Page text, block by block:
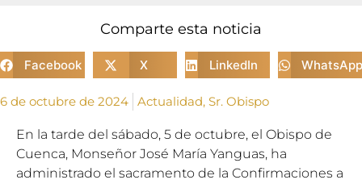
Comparte esta noticia
Facebook X LinkedIn WhatsApp
6 de octubre de 2024 Actualidad, Sr. Obispo
En la tarde del sábado, 5 de octubre, el Obispo de
Cuenca, Monseñor José María Yanguas, ha
administrado el sacramento de la Confirmaciones a